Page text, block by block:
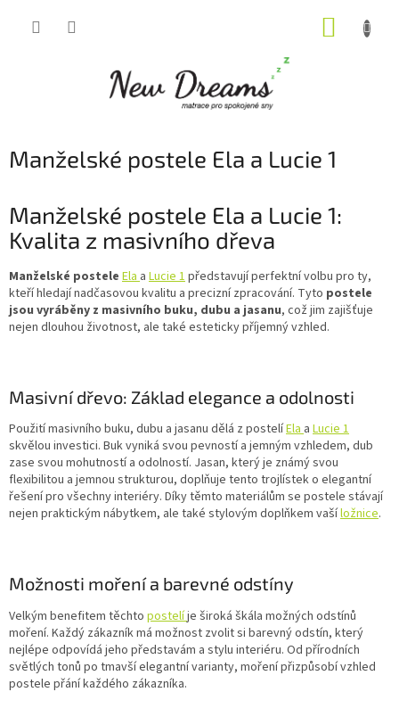
Manželské postele Ela a Lucie 1
Manželské postele Ela a Lucie 1:
Kvalita z masivního dřeva
Manželské postele Ela a Lucie 1 představují perfektní volbu pro ty,
kteří hledají nadčasovou kvalitu a precizní zpracování. Tyto postele
jsou vyráběny z masivního buku, dubu a jasanu, což jim zajišťuje
nejen dlouhou životnost, ale také esteticky příjemný vzhled.
Masivní dřevo: Základ elegance a odolnosti
Použití masivního buku, dubu a jasanu dělá z postelíElaa Lucie 1
skvělou investici. Buk vyniká svou pevností a jemným vzhledem, dub
zase svou mohutností a odolností. Jasan, který je známý svou
flexibilitou a jemnou strukturou, doplňuje tento trojlístek o elegantní
řešení pro všechny interiéry. Díky těmto materiálům se postele stávají
nejen praktickým nábytkem, ale také stylovým doplňkem vašíložnice.
Možnosti moření a barevné odstíny
Velkým benefitem těchto postelíje široká škála možných odstínů
moření. Každý zákazník má možnost zvolit si barevný odstín, který
nejlépe odpovídá jeho představám a stylu interiéru. Od přírodních
světlých tonů po tmavší elegantní varianty, moření přizpůsobí vzhled
postele přání každého zákazníka.